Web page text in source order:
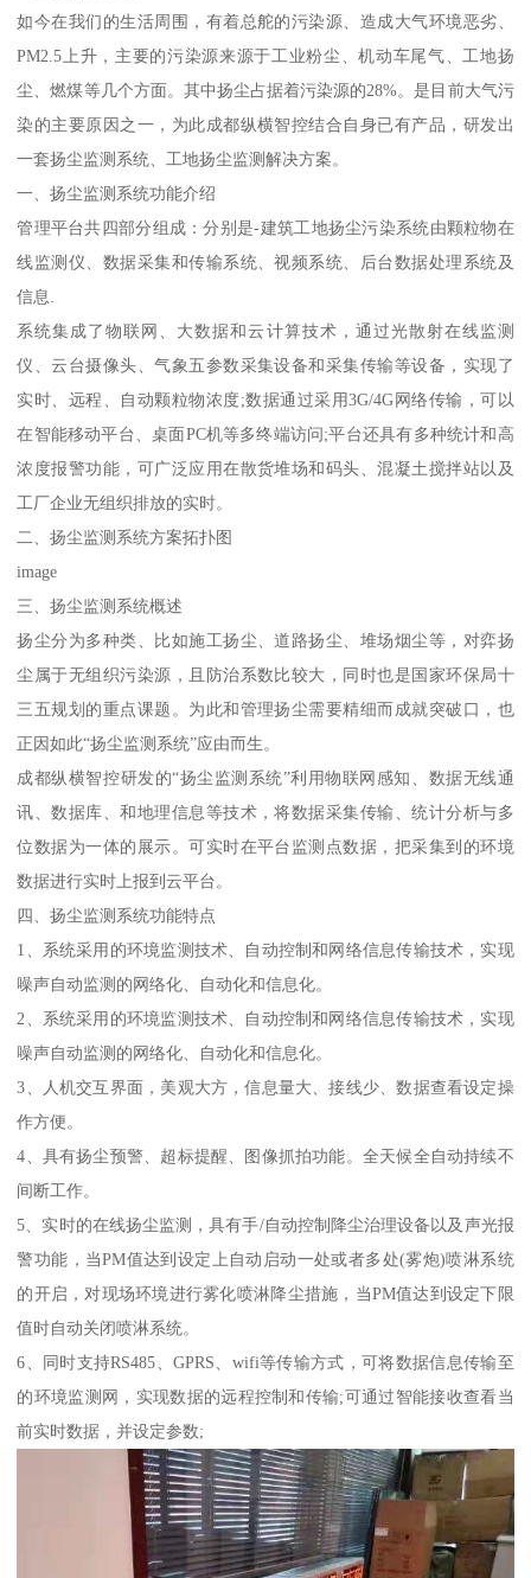
如今在我们的生活周围，有着总舵的污染源、造成大气环境恶劣、
PM2.5上升，主要的污染源来源于工业粉尘、机动车尾气、工地扬
尘、燃煤等几个方面。其中扬尘占据着污染源的28%。是目前大气污
染的主要原因之一，为此成都纵横智控结合自身已有产品，研发出
一套扬尘监测系统、工地扬尘监测解决方案。
一、扬尘监测系统功能介绍
管理平台共四部分组成：分别是-建筑工地扬尘污染系统由颗粒物在
线监测仪、数据采集和传输系统、视频系统、后台数据处理系统及
信息.
系统集成了物联网、大数据和云计算技术，通过光散射在线监测
仪、云台摄像头、气象五参数采集设备和采集传输等设备，实现了
实时、远程、自动颗粒物浓度;数据通过采用3G/4G网络传输，可以
在智能移动平台、桌面PC机等多终端访问;平台还具有多种统计和高
浓度报警功能，可广泛应用在散货堆场和码头、混凝土搅拌站以及
工厂企业无组织排放的实时。
二、扬尘监测系统方案拓扑图
image
三、扬尘监测系统概述
扬尘分为多种类、比如施工扬尘、道路扬尘、堆场烟尘等，对弈扬
尘属于无组织污染源，且防治系数比较大，同时也是国家环保局十
三五规划的重点课题。为此和管理扬尘需要精细而成就突破口，也
正因如此“扬尘监测系统”应由而生。
成都纵横智控研发的“扬尘监测系统”利用物联网感知、数据无线通
讯、数据库、和地理信息等技术，将数据采集传输、统计分析与多
位数据为一体的展示。可实时在平台监测点数据，把采集到的环境
数据进行实时上报到云平台。
四、扬尘监测系统功能特点
1、系统采用的环境监测技术、自动控制和网络信息传输技术，实现
噪声自动监测的网络化、自动化和信息化。
2、系统采用的环境监测技术、自动控制和网络信息传输技术，实现
噪声自动监测的网络化、自动化和信息化。
3、人机交互界面，美观大方，信息量大、接线少、数据查看设定操
作方便。
4、具有扬尘预警、超标提醒、图像抓拍功能。全天候全自动持续不
间断工作。
5、实时的在线扬尘监测，具有手/自动控制降尘治理设备以及声光报
警功能，当PM值达到设定上自动启动一处或者多处(雾炮)喷淋系统
的开启，对现场环境进行雾化喷淋降尘措施，当PM值达到设定下限
值时自动关闭喷淋系统。
6、同时支持RS485、GPRS、wifi等传输方式，可将数据信息传输至
的环境监测网，实现数据的远程控制和传输;可通过智能接收查看当
前实时数据，并设定参数;